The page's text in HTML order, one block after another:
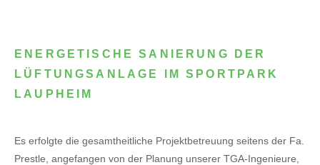
ENERGETISCHE SANIERUNG DER
LÜFTUNGSANLAGE IM SPORTPARK
LAUPHEIM
Es erfolgte die gesamtheitliche Projektbetreuung seitens der Fa.
Prestle, angefangen von der Planung unserer TGA-Ingenieure,